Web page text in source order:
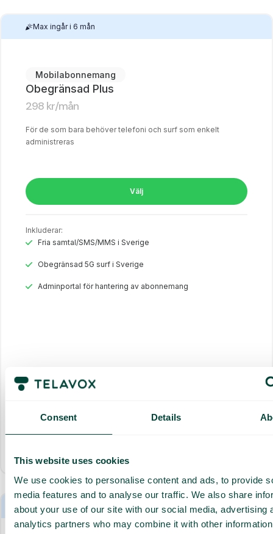
Consent Details
This website uses cookies
We use cookies to personalise content and ads, to provide
media features and to analyse our traffic. We also share
about your use of our site with our social media, advertising
analytics partners who may combine it with other
Max ingår i 6 mån
Mobilabonnemang
Obegränsad Plus
298 kr/mån
För de som bara behöver telefoni och surf som enkelt
administreras
Välj
Inkluderar:
Fria samtal/SMS/MMS i Sverige
Obegränsad 5G surf i Sverige
Adminportal för hantering av abonnemang
Max ingår i 6 mån